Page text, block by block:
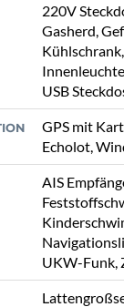
220V
Gasherd,
USB
GPS mit
Echolot,
AIS
UKW-Funk,